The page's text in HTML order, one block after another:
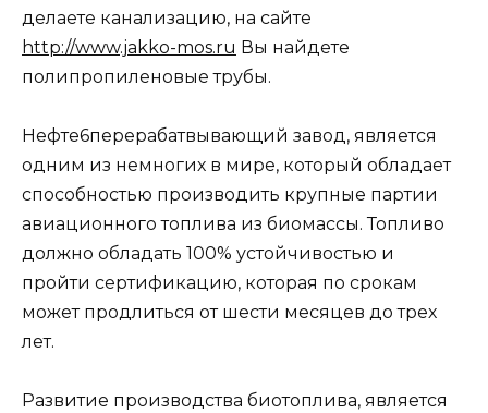
делаете канализацию, на сайте
http://www.jakko-mos.ru Вы найдете
полипропиленовые трубы.
Нефте6перерабатвывающий завод, является
одним из немногих в мире, который обладает
способностью производить крупные партии
авиационного топлива из биомассы. Топливо
должно обладать 100% устойчивостью и
пройти сертификацию, которая по срокам
может продлиться от шести месяцев до трех
лет.
Развитие производства биотоплива, является